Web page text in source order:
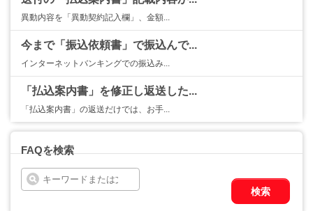
異動内容を「異動契約記入欄」、金額...
今まで「振込依頼書」で振込んで...
インターネットバンキングでの振込み...
「払込案内書」を修正し返送した...
「払込案内書」の返送だけでは、お手...
FAQを検索
検索